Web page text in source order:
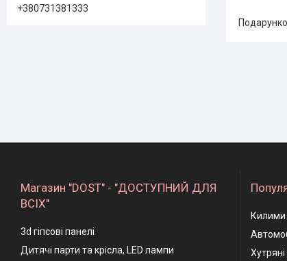
+380731381333
Магазин "DOST" - "ДОСТУПНИЙ ДЛЯ
ВСІХ"
3d гіпсові панелі
Дитячі парти та крісла, LED лампи
Килими